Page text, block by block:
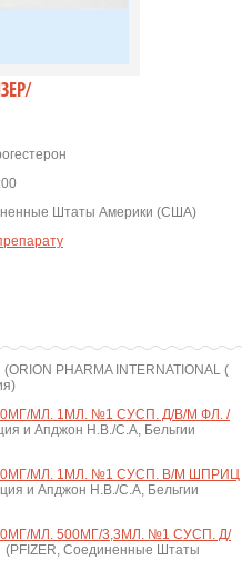
Штаты Америки (США)
PHARMA INTERNATIONAL (
МЛ. 1МЛ. №1 СУСП. Д/В/М ФЛ. /
и Апджон Н.В./С.А, Бельгии
МЛ. 1МЛ. №1 СУСП. В/М ШПРИЦ
и Апджон Н.В./С.А, Бельгии
МЛ. 500МГ/3,3МЛ. №1 СУСП. Д/
Соединенные Штаты